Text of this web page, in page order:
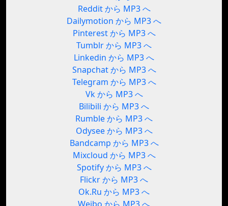
Reddit から MP3 へ
Dailymotion から MP3 へ
Pinterest から MP3 へ
Tumblr から MP3 へ
Linkedin から MP3 へ
Snapchat から MP3 へ
Telegram から MP3 へ
Vk から MP3 へ
Bilibili から MP3 へ
Rumble から MP3 へ
Odysee から MP3 へ
Bandcamp から MP3 へ
Mixcloud から MP3 へ
Spotify から MP3 へ
Flickr から MP3 へ
Ok.Ru から MP3 へ